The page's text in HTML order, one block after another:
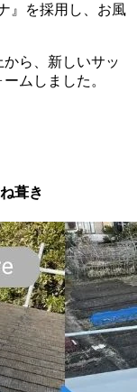
』を採用し、お風
ら、新しいサッ
ムしました。
葺き